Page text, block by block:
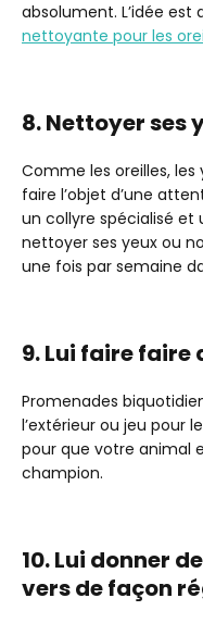
absolument. L’idée est
nettoyante pour les
8. Nettoyer ses
Comme les oreilles,
faire l’objet d’une
un collyre spécialisé
nettoyer ses yeux ou
une fois par semaine
9. Lui faire faire
Promenades
l’extérieur ou jeu pour
pour que votre animal
champion.
10. Lui donner
vers de façon